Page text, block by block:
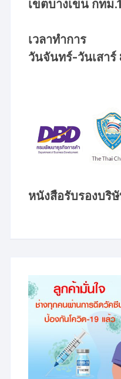
เขตบางเขน กทม
เวลาทำการ
วันจันทร์-วันเสา
หนังสือรับรองบริ